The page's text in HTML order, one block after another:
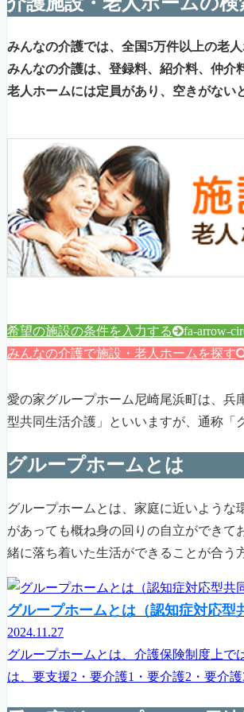
みんなの介護では、全国5万件以上の老
みんなの介護は、登録料、紹介料、仲介
老人ホームには定員があり、空きがない
希望の施設の条件を入力する fa-arrow-
みんなの介護で施設・老人ホームを探す
愛の家グループホーム尼崎尾浜町は、兵
型共同生活介護」といいますが、通称「
グループホームとは
グループホームとは、家庭に近いよう
があっても概ね身の回りの自立ができ
緒に落ち着いた生活ができることが合う
グループホームとは（認知症対応型
2024.11.27
グループホームとは、介護保険制度上
は、要支援2・要介護1・要介護2・要介